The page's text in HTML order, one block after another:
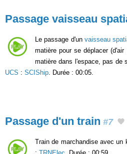
Passage vaisseau
Le passage d'un vaisseau
matière pour se déplacer
matière dans l'espace, pas de
UCS : SCIShip. Durée : 00:05.
Passage d'un train #7
Train de marchandise avec un